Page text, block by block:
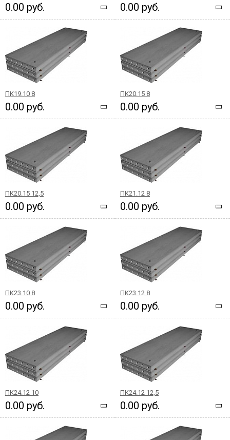
0.00 руб. 0.00 руб.
ПК19.10 8
0.00 руб.
ПК20.15 8
0.00 руб.
ПК20.15 12,5
0.00 руб.
ПК21.12 8
0.00 руб.
ПК23.10 8
0.00 руб.
ПК23.12 8
0.00 руб.
ПК24.12 10
0.00 руб.
ПК24.12 12,5
0.00 руб.